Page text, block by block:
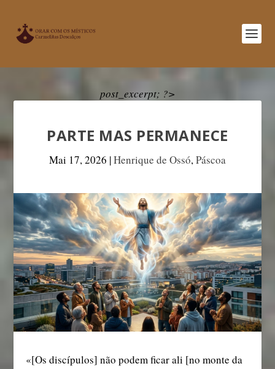
post_excerpt; ?>
PARTE MAS PERMANECE
Mai 17, 2026 |Henrique de Ossó,Páscoa
«[Os discípulos] não podem ficar ali [no monte da